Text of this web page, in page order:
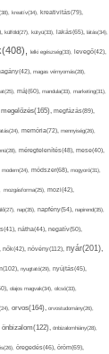
kreatív(34), kreativitás(79),
külföld(27), kütyü(33), lakás(65), látás(34),
lelki egészség(33), levegő(42),
magas vérnyomás(28),
máj(60), mandula(33), marketing(31),
megelőzés(165), megfázás(89),
memória(72), mennyiség(26),
méregtelenítés(48), mese(40),
modern(24), módszer(68), mogyoró(31),
mozgásforma(25), mozi(42),
nap(35), napfény(54), napirend(35),
nátha(44), negatív(50),
nők(42), növény(112), nyár(201),
nyugtató(29), nyújtás(45),
olajos magvak(34), olcsó(33),
orvos(164), orvostudomány(26),
önbizalom(122), önbizalomhiány(28),
öregedés(46), öröm(69),